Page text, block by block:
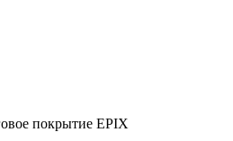
покрытие EPIX